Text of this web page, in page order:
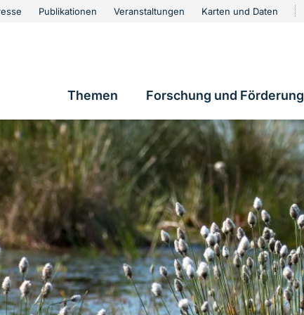
Publikationen Veranstaltungen Karten und Daten
Hauptnavigation
Themen Forschung und Förderung